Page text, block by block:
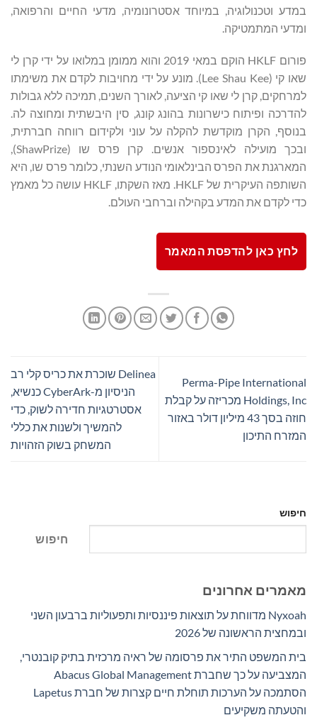
במדע וטכנולוגיה, במיוחד אסטרונומיה, מדעי החיים והרפואה,
ומדעי המתמטיקה.
פורום HKLF הוקם במאי 2019 והוא ממומן במלואו על ידי קרן לי
שאו קי (Lee Shau Kee). מונע על ידי מחויבות לקדם את משימתו
למרחקים, קרן לי שאו קי הציעה, לאורך השנים, תמיכה ללא גבולות
להדרכה ופיתוח כישרונות בהונג קונג, סין היבשתית ומחוצה לה.
בנוסף, הקרן מוקדשת להקלה על עוני ולקידום רווחה חברתית,
ובכך מועילה לאינספור אנשים. קרן פרס שו (ShawPrize),
המארגנת את הפרס הבינלאומי הנודע השנתי, כלומר פרס שו, היא
השותפה העיקרית של HKLF. מאז השקתו, HKLF עושה כל מאמץ
כדי לקדם את המדע בקהילה וברחבי העולם.
לחץ כאן להדפסת המאמר
Perma-Pipe International
Holdings, Inc מכריזה על קבלת
חוזה בסך 43 מיליון דולר באזור
המזרח התיכון
Delinea שוכרת את כריס קלי רב
הניסיון מ-CyberArk כנשיא,
אסטרטגיות חדירה לשוק, כדי
להמשיך ולשנות את כללי
המשחק בשוק הזהויות
חיפוש
חיפוש
מאמרים אחרונים
Nyxoah מדווחת על תוצאות פיננסיות ותפעוליות ברבעון השני
ובמחצית הראשונה של 2026
בית המשפט התיר את פרסומה של ראיה מרכזית בתיק קובנטרי,
המצביעה על כך שחברת Abacus Global Management
הסתמכה על הערכות תוחלת חיים קצרות של חברת Lapetus
והטעתה משקיעים